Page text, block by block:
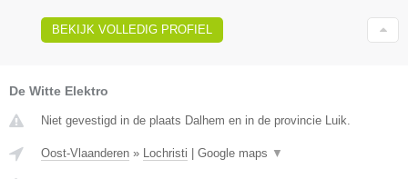
BEKIJK VOLLEDIG PROFIEL
De Witte Elektro
Niet gevestigd in de plaats Dalhem en in de provincie Luik.
Oost-Vlaanderen » Lochristi Google maps ▼